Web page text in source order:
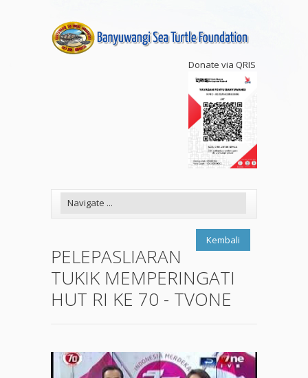
Donate via QRIS
Kembali
PELEPASLIARAN
TUKIK MEMPERINGATI
HUT RI KE 70 - TVONE